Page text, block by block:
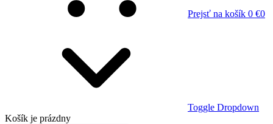
Prejsť na košík 0 €0
Toggle Dropdown
Košík je prázdny